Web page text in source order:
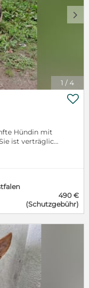
1 / 4
d
Hündin mit
ist verträglich
Umgang
Wesen
tolle
noch auf die
bieten. Wer
je nach
MMK getestet
Interesse PN

490 €
(Schutzgebühr)